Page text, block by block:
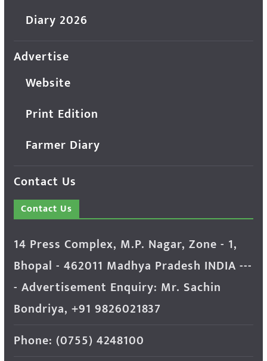
Diary 2026
Advertise
Website
Print Edition
Farmer Diary
Contact Us
Contact Us
14 Press Complex, M.P. Nagar, Zone - 1,
Bhopal - 462011 Madhya Pradesh INDIA ---
- Advertisement Enquiry: Mr. Sachin
Bondriya, +91 9826021837
Phone: (0755) 4248100